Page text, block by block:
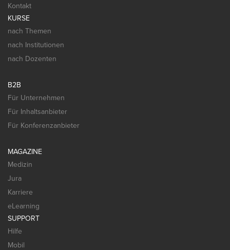
Kontakt
KURSE
nach Themen
nach Institutionen
nach Dozenten
B2B
Für Unternehmen
Für Inhaltsanbieter
Für Konferenzanbieter
MAGAZINE
Medizin
Jura
Karriere
eLearning
SUPPORT
Hilfe
Mobil